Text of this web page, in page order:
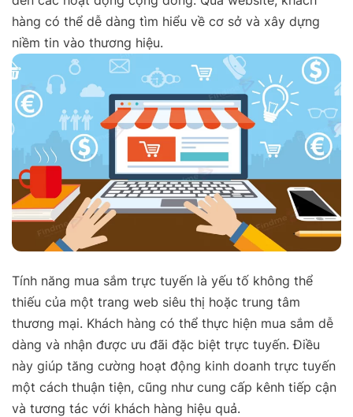
hàng có thể dễ dàng tìm hiểu về cơ sở và xây dựng
niềm tin vào thương hiệu.
Tính năng mua sắm trực tuyến là yếu tố không thể
thiếu của một trang web siêu thị hoặc trung tâm
thương mại. Khách hàng có thể thực hiện mua sắm dễ
dàng và nhận được ưu đãi đặc biệt trực tuyến. Điều
này giúp tăng cường hoạt động kinh doanh trực tuyến
một cách thuận tiện, cũng như cung cấp kênh tiếp cận
và tương tác với khách hàng hiệu quả.